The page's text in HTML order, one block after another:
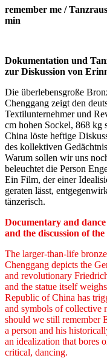
remember me /
min
Dokumentation und
zur Diskussion von
Die überlebensgroße
Chenggang zeigt den
Textilunternehmer und
cm hohen Sockel, 868 kg
China löste heftige
des kollektiven
Warum sollen wir uns
beleuchtet die Person
Ein Film, der einer
geraten lässt,
tänzerisch.
Documentary and
and the discussion of
The larger-than-life
Chenggang depicts the
and revolutionary
and the statue itself
Republic of China has
and symbols of collective
should we still remember
a person and his
an idealization that bores
critical, dancing.